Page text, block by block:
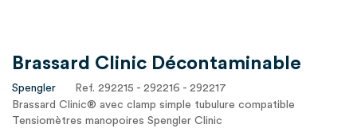
Brassard Clinic Décontaminable
Spengler
Ref. 292215 - 292216 - 292217
Brassard Clinic® avec clamp simple tubulure compatible
Tensiomètres manopoires Spengler Clinic